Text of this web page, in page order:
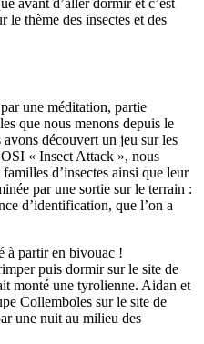
avant d’aller dormir et c’est
le thème des insectes et des
une méditation, partie
que nous menons depuis le
découvert un jeu sur les
« Insect Attack », nous
d’insectes ainsi que leur
par une sortie sur le terrain :
d’identification, que l’on a
à partir en bivouac !
puis dormir sur le site de
monté une tyrolienne. Aidan et
Collemboles sur le site de
une nuit au milieu des